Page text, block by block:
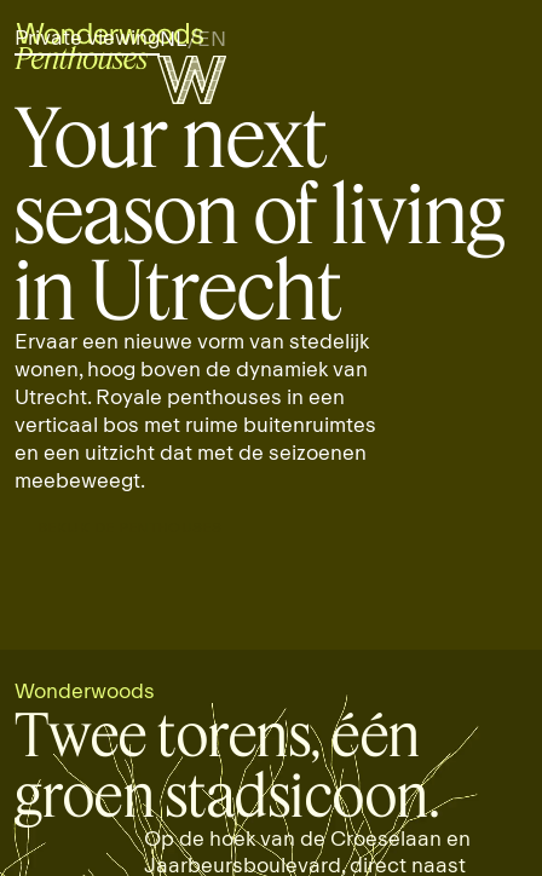
Private viewingNL/EN
Your next
season of living
in Utrecht
Ervaar een nieuwe vorm van stedelijk
wonen, hoog boven de dynamiek van
Utrecht. Royale penthouses in een
verticaal bos met ruime buitenruimtes
en een uitzicht dat met de seizoenen
meebeweegt.
Wonderwoods
Twee torens, één
groen stadsicoon.
Op de hoek van de Croeselaan en
Jaarbeursboulevard, direct naast